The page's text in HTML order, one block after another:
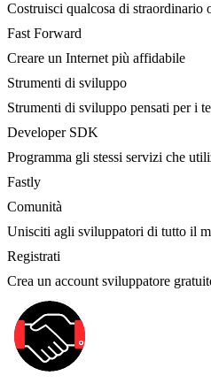
Costruisci qualcosa di straordinario
Fast Forward
Creare un Internet più affidabile
Strumenti di sviluppo
Strumenti di sviluppo pensati per i
Developer SDK
Programma gli stessi servizi che
Fastly
Comunità
Unisciti agli sviluppatori di tutto il
Registrati
Crea un account sviluppatore